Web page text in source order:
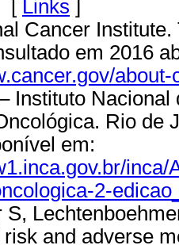
[ Links ]
Cancer
em 2016
Instituto
Rio de
em:
2-
S,
and adverse